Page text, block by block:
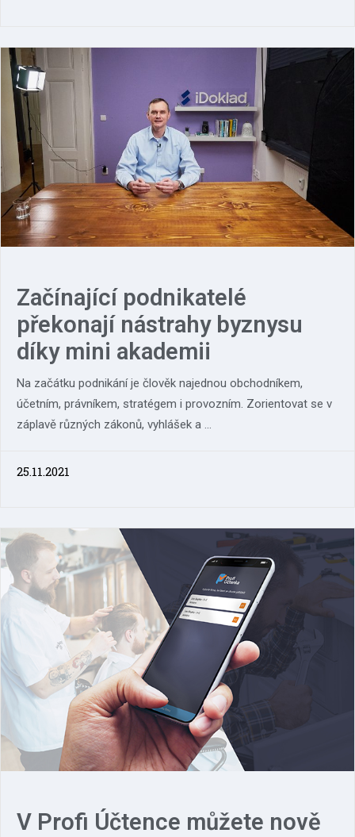
Začínající podnikatelé
překonají nástrahy byznysu
díky mini akademii
Na začátku podnikání je člověk najednou obchodníkem,
účetním, právníkem, stratégem i provozním. Zorientovat se v
záplavě různých zákonů, vyhlášek a ...
25.11.2021
V Profi Účtence můžete nově